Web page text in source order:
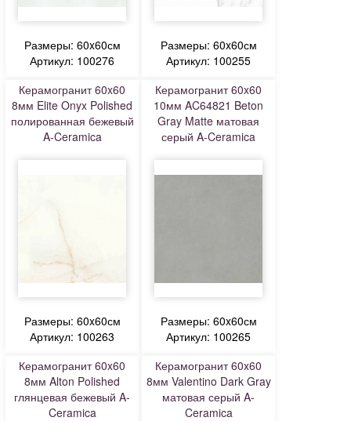
Размеры: 60x60см
Артикул: 100276
Размеры: 60x60см
Артикул: 100255
Керамогранит 60x60
8мм Elite Onyx Polished
полированная бежевый
A-Ceramica
Размеры: 60x60см
Артикул: 100263
Керамогранит 60x60
10мм AC64821 Beton
Gray Matte матовая
серый A-Ceramica
Размеры: 60x60см
Артикул: 100265
Керамогранит 60x60
8мм Alton Polished
глянцевая бежевый A-
Ceramica
Керамогранит 60x60
8мм Valentino Dark Gray
матовая серый A-
Ceramica